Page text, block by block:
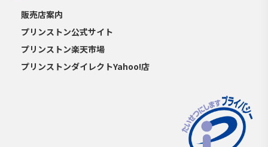
販売店案内
プリンストン公式サイト
プリンストン楽天市場
プリンストンダイレクトYahoo!店